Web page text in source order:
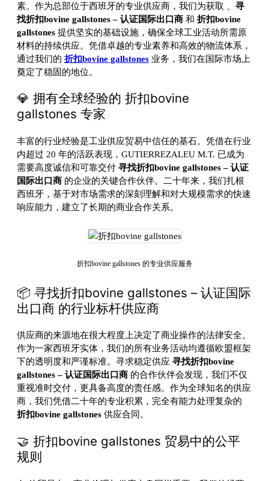
素。作为总部位于西班牙的专业供应商，我们为获取
寻
找折扣bovine gallstones – 认证国际出口商 和 折扣bovine
gallstones 提供坚实的基础设施，确保全球工业活动所需原
材料的持续供应。凭借卓越的专业素养和高效的物流体系，
通过我们的 折扣bovine gallstones 业务，我们在国际市场上
奠定了稳固的地位。
💎 拥有全球经验的 折扣bovine
gallstones 专家
丰富的行业经验是工业供应贸易中信任的基石。凭借在行业
内超过 20 年的活跃表现，GUTIERREZALEU M.T. 已成为
需要高度诚信和可靠交付 寻找折扣bovine gallstones – 认证
国际出口商 的企业的关键合作伙伴。二十年来，我们扎根
西班牙，基于对市场需求的深刻理解和对大规模需求的快速
响应能力，建立了长期的商业合作关系。
折扣bovine gallstones 的专业供应服务
📦 寻找折扣bovine gallstones – 认证国际
出口商 的行业标杆供应商
供应商的来源地在很大程度上决定了商业操作的法律安全。
作为一家西班牙实体，我们的所有业务活动均遵循欧盟框架
下的透明度和严谨标准。寻求稳定供应 寻找折扣bovine
gallstones – 认证国际出口商 的合作伙伴会发现，我们不仅
重视准时交付，更具备高度的责任感。作为全球知名的供应
商，我们凭借二十年的专业积累，完全有能力处理复杂的
折扣bovine gallstones 供应合同。
🤝 折扣bovine gallstones 贸易中的公平
规则